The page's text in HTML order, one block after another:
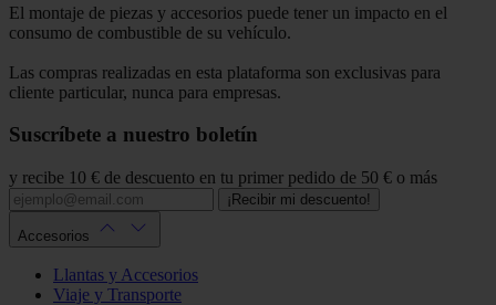
El montaje de piezas y accesorios puede tener un impacto en el
consumo de combustible de su vehículo.
Las compras realizadas en esta plataforma son exclusivas para
cliente particular, nunca para empresas.
Suscríbete a nuestro boletín
y recibe 10 € de descuento en tu primer pedido de 50 € o más
¡Recibir mi descuento!
Accesorios
Llantas y Accesorios
Viaje y Transporte